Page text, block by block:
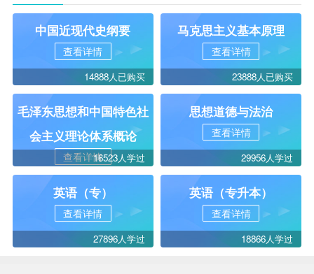
中国近现代史纲要
查看详情
14888人已购买
马克思主义基本原理
查看详情
23888人已购买
毛泽东思想和中国特色社
会主义理论体系概论
查看详情16523人学过
思想道德与法治
查看详情
29956人学过
英语（专）
查看详情
27896人学过
英语（专升本）
查看详情
18866人学过